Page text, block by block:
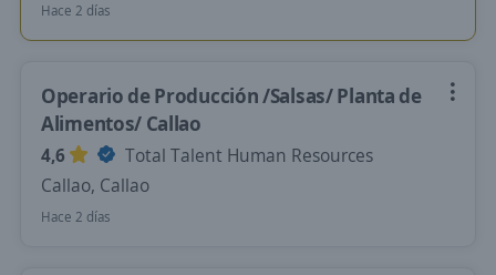
Hace 2 días
Operario de Producción /Salsas/ Planta de
Alimentos/ Callao
4,6
Total Talent Human Resources
Callao, Callao
Hace 2 días